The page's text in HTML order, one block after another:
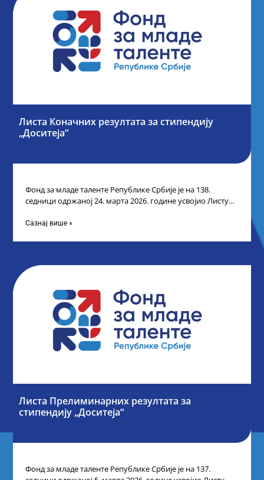
Листа Коначних резултата за стипендију
„Доситеја“
Фонд за младе таленте Републике Србије је на 138.
седници одржаној 24. марта 2026. године усвојио Листу
Сазнај више »
Листа Прелиминарних резултата за
стипендију „Доситеја“
Фонд за младе таленте Републике Србије је на 137.